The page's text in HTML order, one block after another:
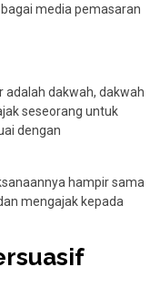
media pemasaran
dakwah, dakwah
seseorang untuk
dengan
hampir sama
mengajak kepada